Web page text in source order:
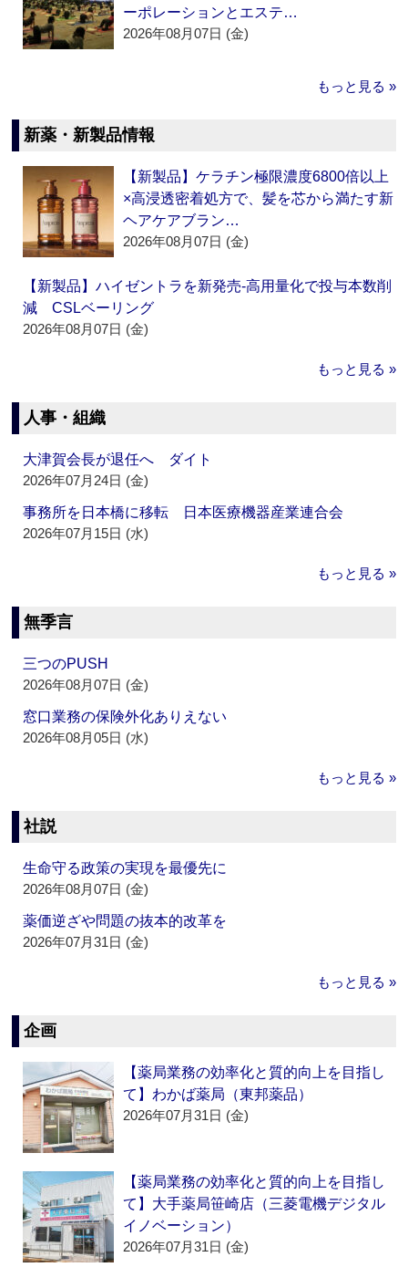
ーポレーションとエステ…
2026年08月07日 (金)
もっと見る »
新薬・新製品情報
【新製品】ケラチン極限濃度6800倍以上
×高浸透密着処方で、髪を芯から満たす新
ヘアケアブラン…
2026年08月07日 (金)
【新製品】ハイゼントラを新発売‐高用量化で投与本数削
減 CSLベーリング
2026年08月07日 (金)
もっと見る »
人事・組織
大津賀会長が退任へ ダイト
2026年07月24日 (金)
事務所を日本橋に移転 日本医療機器産業連合会
2026年07月15日 (水)
もっと見る »
無季言
三つのPUSH
2026年08月07日 (金)
窓口業務の保険外化ありえない
2026年08月05日 (水)
もっと見る »
社説
生命守る政策の実現を最優先に
2026年08月07日 (金)
薬価逆ざや問題の抜本的改革を
2026年07月31日 (金)
もっと見る »
企画
【薬局業務の効率化と質的向上を目指し
て】わかば薬局（東邦薬品）
2026年07月31日 (金)
【薬局業務の効率化と質的向上を目指し
て】大手薬局笹崎店（三菱電機デジタル
イノベーション）
2026年07月31日 (金)